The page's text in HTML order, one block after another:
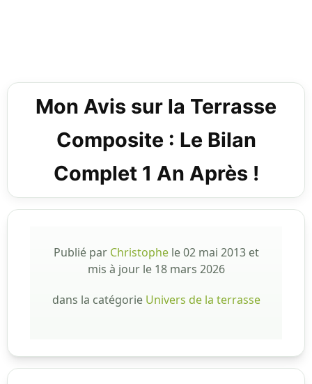
Mon Avis sur la Terrasse
Composite : Le Bilan
Complet 1 An Après !
Publié par Christophele02 mai 2013et
mis à jour le 18 mars 2026
dans la catégorie Univers de la terrasse